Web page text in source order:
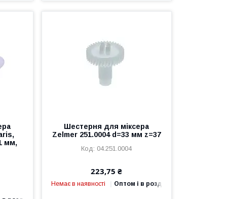
мм,
Шестерня для міксера
Zelmer 251.0004 d=33 мм z=37
04.251.0004
223,75 ₴
Немає в наявності Оптом і в роздріб